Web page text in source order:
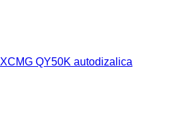
XCMG QY50K autodizalica